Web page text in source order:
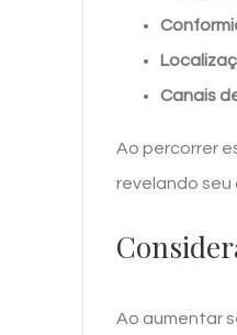
Canais
Ao percorrer
revelando
Ao aumentar